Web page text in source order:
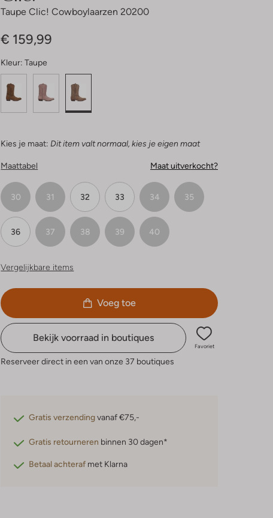
Taupe Clic! Cowboylaarzen 20200
€ 159,99
Kleur: Taupe
Kies je maat: Dit item valt normaal, kies je eigen maat
Maattabel Maat uitverkocht?
30 31 32 33 34 35
36 37 38 39 40
Vergelijkbare items
Voeg toe
Bekijk voorraad in boutiques
Favoriet
Reserveer direct in een van onze 37 boutiques
Gratis verzendingvanaf €75,-
Gratis retourneren binnen 30 dagen*
Betaal achteraf met Klarna